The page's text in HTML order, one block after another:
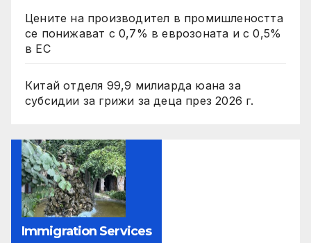
Цените на производител в промишлеността
се понижават с 0,7% в еврозоната и с 0,5%
в ЕС
Китай отделя 99,9 милиарда юана за
субсидии за грижи за деца през 2026 г.
Immigration Services